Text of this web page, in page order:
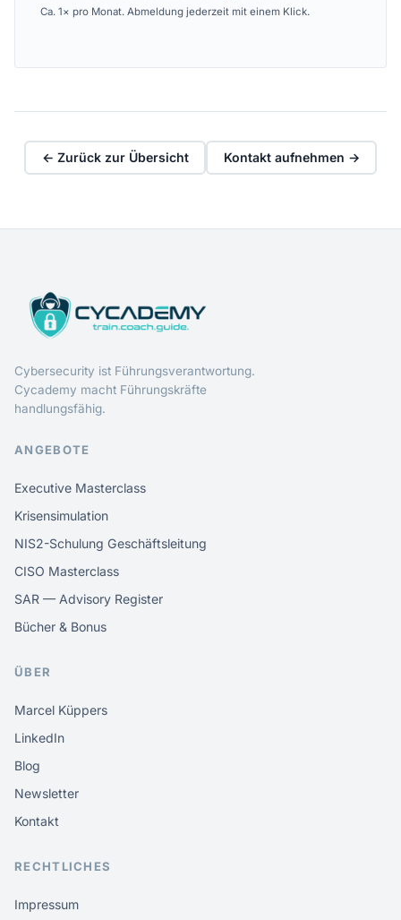
Ca. 1× pro Monat. Abmeldung jederzeit mit einem Klick.
← Zurück zur Übersicht Kontakt aufnehmen →
Cybersecurity ist Führungsverantwortung.
Cycademy macht Führungskräfte
handlungsfähig.
ANGEBOTE
Executive Masterclass
Krisensimulation
NIS2-Schulung Geschäftsleitung
CISO Masterclass
SAR — Advisory Register
Bücher & Bonus
ÜBER
Marcel Küppers
LinkedIn
Blog
Newsletter
Kontakt
RECHTLICHES
Impressum